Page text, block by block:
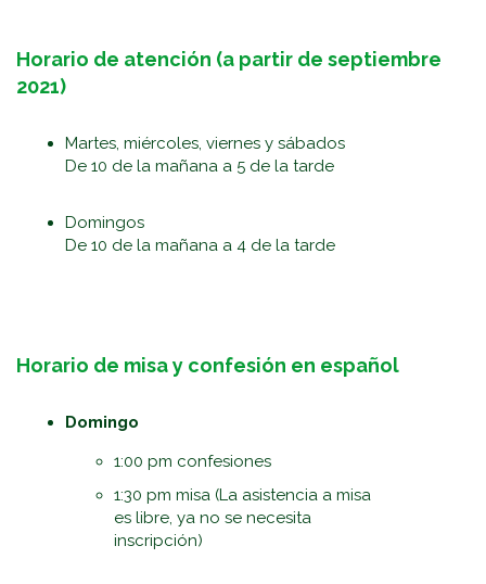
Horario de atención (a partir de septiembre
2021)
Martes, miércoles, viernes y sábados
De 10 de la mañana a 5 de la tarde
Domingos
De 10 de la mañana a 4 de la tarde
Horario de misa y confesión en español
Domingo
1:00 pm confesiones
1:30 pm misa (La asistencia a misa
es libre, ya no se necesita
inscripción)